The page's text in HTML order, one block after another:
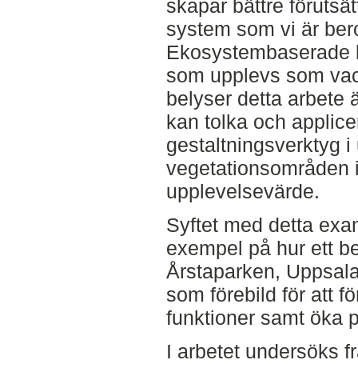
skapar bättre
system som vi är
som upplevs som
belyser detta arbete
kan tolka och
gestaltningsverktyg
vegetationsområden
upplevelsevärde.
Syftet med detta
exempel på hur ett
Årstaparken,
som förebild för att
funktioner samt öka
I arbetet undersöks